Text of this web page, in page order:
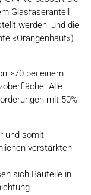
Glasfaseranteil
werden, und die
«Orangenhaut»)
>70 bei einem
Alle
mit 50%
und somit
verstärkten
sich Bauteile in